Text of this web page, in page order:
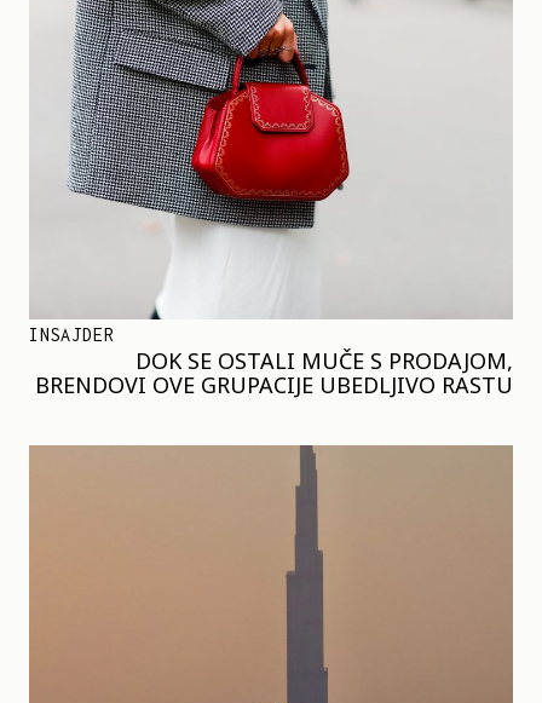
INSAJDER
DOK SE OSTALI MUČE S PRODAJOM,
BRENDOVI OVE GRUPACIJE UBEDLJIVO RASTU